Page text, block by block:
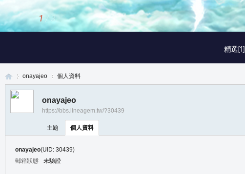
精選[1]
1 / 3
onayajeo 個人資料
onayajeo
https://bbs.lineagem.tw/?30439
主題 個人資料
onayajeo(UID: 30439)
郵箱狀態
未驗證